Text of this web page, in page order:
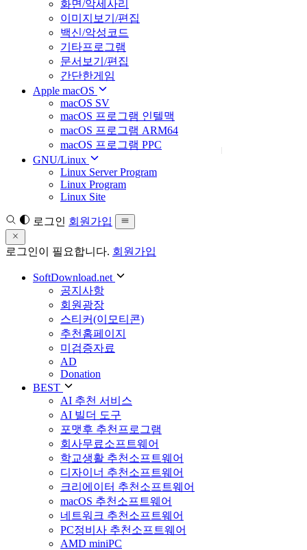
화면/악세사리
이미지보기/편집
백신/악성코드
기타프로그램
문서보기/편집
간단한게임
Apple macOS
macOS SV
macOS 프로그램 인텔맥
macOS 프로그램 ARM64
macOS 프로그램 PPC
GNU/Linux
Linux Server Program
Linux Program
Linux Site
로그인 회원가입
로그인이 필요합니다. 회원가입
SoftDownload.net
공지사항
회원광장
스티커(이모티콘)
추천홈페이지
미검증자료
AD
Donation
BEST
AI 추천 서비스
AI 빌더 도구
포맷후 추천프로그램
회사무료소프트웨어
학교생활 추천소프트웨어
디자이너 추천소프트웨어
크리에이터 추천소프트웨어
macOS 추천소프트웨어
네트워크 추천소프트웨어
PC정비사 추천소프트웨어
AMD miniPC